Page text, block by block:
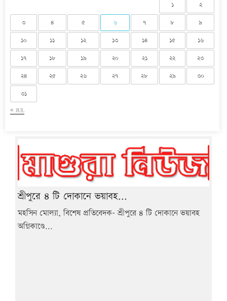
« JUL
১ ২
৩ ৪ ৫ ৬ ৭ ৮ ৯
১০ ১১ ১২ ১৩ ১৪ ১৫ ১৬
১৭ ১৮ ১৯ ২০ ২১ ২২ ২৩
২৪ ২৫ ২৬ ২৭ ২৮ ২৯ ৩০
৩১
শ্রীপুরে ৪ টি দোকানে ভয়াবহ...
মহসিন মোল্যা, বিশেষ প্রতিবেদক- শ্রীপুরে ৪ টি দোকানে ভয়াবহ
অগ্নিকাণ্ডে...